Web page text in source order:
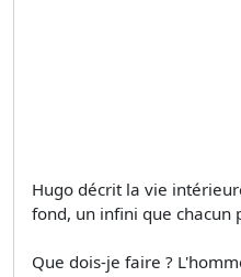
Hugo décrit la vie
fond, un infini que chacun
Que dois-je faire ?